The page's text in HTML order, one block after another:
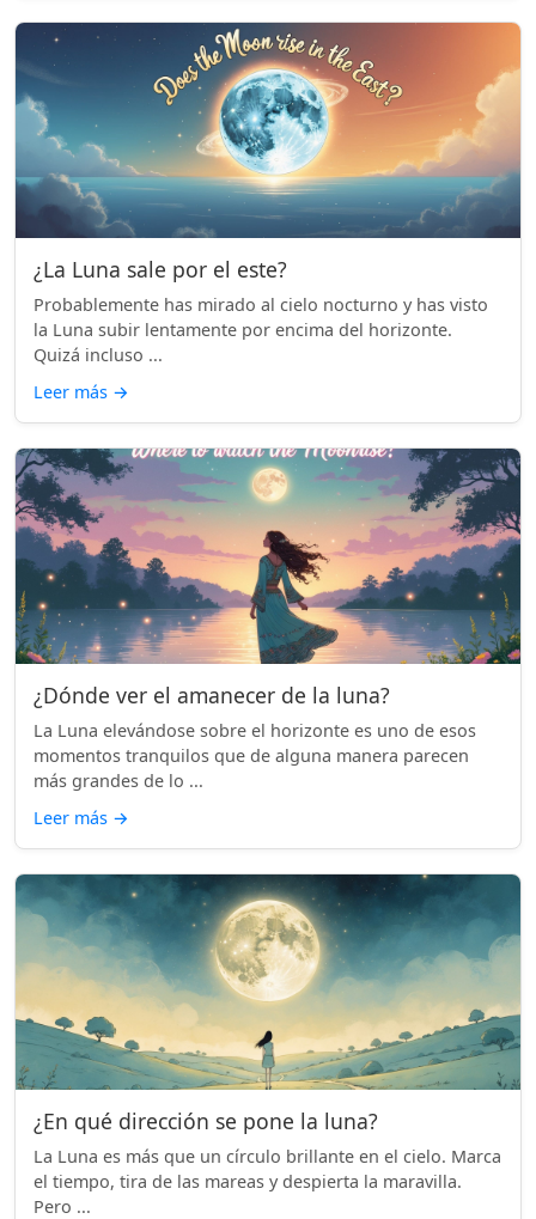
¿La Luna sale por el este?
Probablemente has mirado al cielo nocturno y has visto
la Luna subir lentamente por encima del horizonte.
Quizá incluso ...
Leer más →
¿Dónde ver el amanecer de la luna?
La Luna elevándose sobre el horizonte es uno de esos
momentos tranquilos que de alguna manera parecen
más grandes de lo ...
Leer más →
¿En qué dirección se pone la luna?
La Luna es más que un círculo brillante en el cielo. Marca
el tiempo, tira de las mareas y despierta la maravilla.
Pero ...